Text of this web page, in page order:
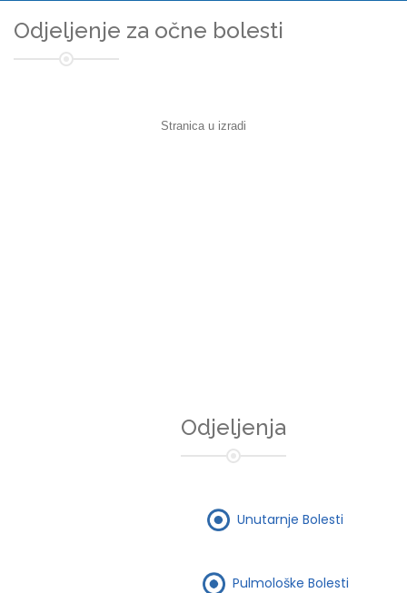
Odjeljenje za očne bolesti
Stranica u izradi
Odjeljenja
Unutarnje Bolesti
Pulmološke Bolesti